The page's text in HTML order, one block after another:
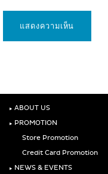
‣ ABOUT US
‣ PROMOTION
Store Promotion
Credit Card Promotion
‣ NEWS & EVENTS